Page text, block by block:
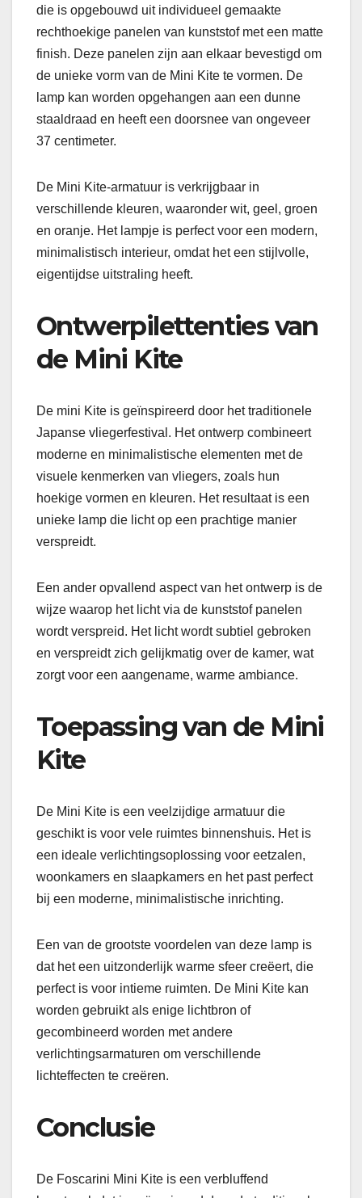
die is opgebouwd uit individueel gemaakte
rechthoekige panelen van kunststof met een matte
finish. Deze panelen zijn aan elkaar bevestigd om
de unieke vorm van de Mini Kite te vormen. De
lamp kan worden opgehangen aan een dunne
staaldraad en heeft een doorsnee van ongeveer
37 centimeter.
De Mini Kite-armatuur is verkrijgbaar in
verschillende kleuren, waaronder wit, geel, groen
en oranje. Het lampje is perfect voor een modern,
minimalistisch interieur, omdat het een stijlvolle,
eigentijdse uitstraling heeft.
Ontwerpilettenties van
de Mini Kite
De mini Kite is geïnspireerd door het traditionele
Japanse vliegerfestival. Het ontwerp combineert
moderne en minimalistische elementen met de
visuele kenmerken van vliegers, zoals hun
hoekige vormen en kleuren. Het resultaat is een
unieke lamp die licht op een prachtige manier
verspreidt.
Een ander opvallend aspect van het ontwerp is de
wijze waarop het licht via de kunststof panelen
wordt verspreid. Het licht wordt subtiel gebroken
en verspreidt zich gelijkmatig over de kamer, wat
zorgt voor een aangename, warme ambiance.
Toepassing van de Mini
Kite
De Mini Kite is een veelzijdige armatuur die
geschikt is voor vele ruimtes binnenshuis. Het is
een ideale verlichtingsoplossing voor eetzalen,
woonkamers en slaapkamers en het past perfect
bij een moderne, minimalistische inrichting.
Een van de grootste voordelen van deze lamp is
dat het een uitzonderlijk warme sfeer creëert, die
perfect is voor intieme ruimten. De Mini Kite kan
worden gebruikt als enige lichtbron of
gecombineerd worden met andere
verlichtingsarmaturen om verschillende
lichteffecten te creëren.
Conclusie
De Foscarini Mini Kite is een verbluffend